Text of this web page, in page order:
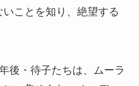
ことを知り、絶望する
後・待子たちは、ムーラ